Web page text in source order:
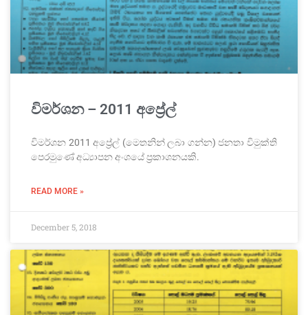
විමර්ශන – 2011 අප්‍රේල්
විමර්ශන 2011 අප්‍රේල් (මෙතනින් ලබා ගන්න) ජනතා විමුක්ති
පෙරමුණේ අධ්‍යාපන අංශයේ ප්‍රකාශනයකි.
READ MORE »
December 5, 2018